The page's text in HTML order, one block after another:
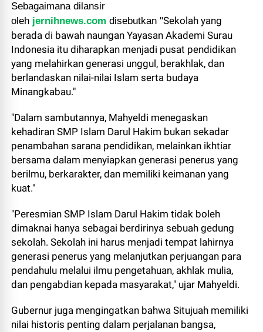
Sebagaimana dilansir
oleh jernihnews.com disebutkan "Sekolah yang
berada di bawah naungan Yayasan Akademi Surau
Indonesia itu diharapkan menjadi pusat pendidikan
yang melahirkan generasi unggul, berakhlak, dan
berlandaskan nilai-nilai Islam serta budaya
Minangkabau."
"Dalam sambutannya, Mahyeldi menegaskan
kehadiran SMP Islam Darul Hakim bukan sekadar
penambahan sarana pendidikan, melainkan ikhtiar
bersama dalam menyiapkan generasi penerus yang
berilmu, berkarakter, dan memiliki keimanan yang
kuat."
"Peresmian SMP Islam Darul Hakim tidak boleh
dimaknai hanya sebagai berdirinya sebuah gedung
sekolah. Sekolah ini harus menjadi tempat lahirnya
generasi penerus yang melanjutkan perjuangan para
pendahulu melalui ilmu pengetahuan, akhlak mulia,
dan pengabdian kepada masyarakat," ujar Mahyeldi.
Gubernur juga mengingatkan bahwa Situjuah memiliki
nilai historis penting dalam perjalanan bangsa,